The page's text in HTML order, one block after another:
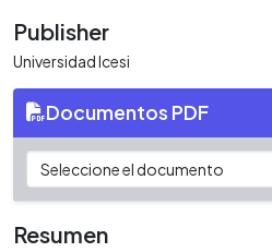
Publisher
Universidad Icesi
Documentos PDF
Resumen